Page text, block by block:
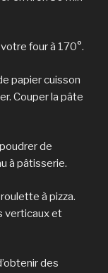
four à 170°.
papier cuisson
Couper la pâte
de
à pâtisserie.
à pizza.
verticaux et
des